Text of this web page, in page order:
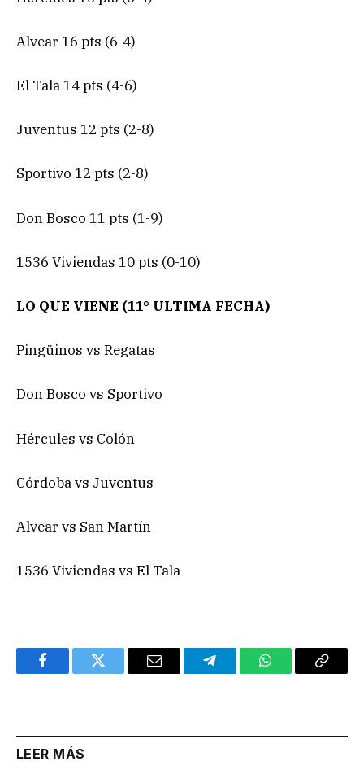
Alvear 16 pts (6-4)
El Tala 14 pts (4-6)
Juventus 12 pts (2-8)
Sportivo 12 pts (2-8)
Don Bosco 11 pts (1-9)
1536 Viviendas 10 pts (0-10)
LO QUE VIENE (11° ULTIMA FECHA)
Pingüinos vs Regatas
Don Bosco vs Sportivo
Hércules vs Colón
Córdoba vs Juventus
Alvear vs San Martín
1536 Viviendas vs El Tala
FacebookTwitter Email TelegramWhatsAppCopy
LEER MÁS